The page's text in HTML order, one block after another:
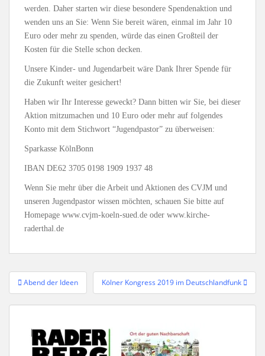
werden. Daher starten wir diese besondere Spendenaktion und
wenden uns an Sie: Wenn Sie bereit wären, einmal im Jahr 10
Euro oder mehr zu spenden, würde das einen Großteil der
Kosten für die Stelle schon decken.
Unsere Kinder- und Jugendarbeit wäre Dank Ihrer Spende für
die Zukunft weiter gesichert!
Haben wir Ihr Interesse geweckt? Dann bitten wir Sie, bei dieser
Aktion mitzumachen und 10 Euro oder mehr auf folgendes
Konto mit dem Stichwort “Jugendpastor” zu überweisen:
Sparkasse KölnBonn
IBAN DE62 3705 0198 1909 1937 48
Wenn Sie mehr über die Arbeit und Aktionen des CVJM und
unseren Jugendpastor wissen möchten, schauen Sie bitte auf
Homepage www.cvjm-koeln-sued.de oder www.kirche-
raderthal.de
Beitragsnavigation
Abend der Ideen Kölner Kongress 2019 im Deutschlandfunk